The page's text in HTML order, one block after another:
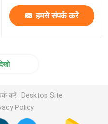
हमसे संपर्क करें
करें
Desktop Site
Policy